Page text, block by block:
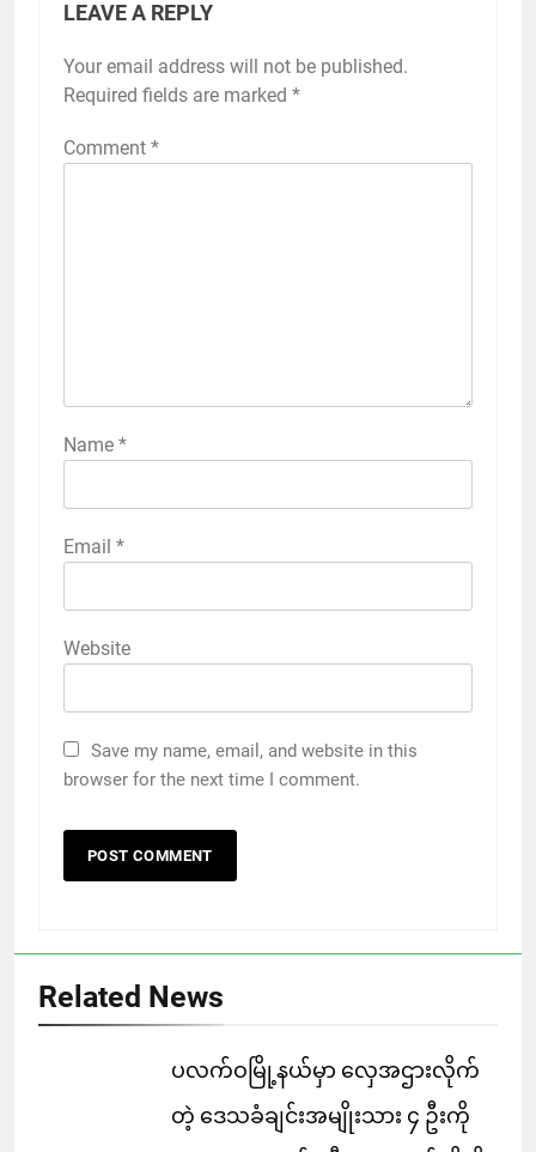
LEAVE A REPLY
Your email address will not be published.
Required fields are marked *
Comment *
Name *
Email *
Website
Save my name, email, and website in this
browser for the next time I comment.
Related News
ပလက်ဝမြို့နယ်မှာ လှေအဌားလိုက်
တဲ့ ဒေသခံချင်းအမျိုးသား ၄ ဦးကို